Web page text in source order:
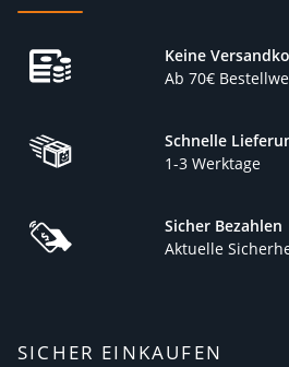
Keine
Ab 70€
Schnelle
1-3 Werktage
Sicher Bezahlen
Aktuelle
SICHER EINKAUFEN